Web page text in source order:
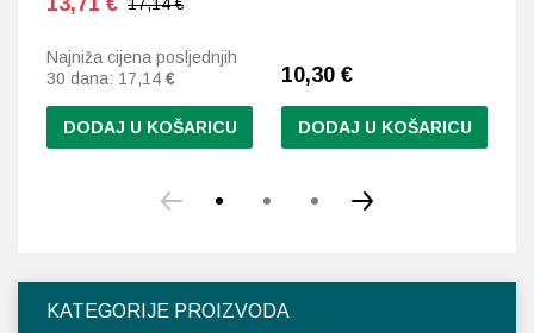
KATEGORIJE PROIZVODA
Najniža cijena posljednjih
30 dana: 17,14 €
DODAJ U KOŠARICU
10,30 €
DODAJ U KOŠARICU